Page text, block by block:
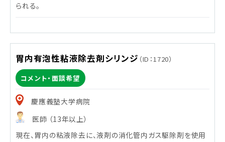
られる。
胃内有泡性粘液除去剤シリンジ （ID：1720）
コメント・面談希望
慶應義塾大学病院
医師 （13年以上）
現在、胃内の粘液除去に、液剤の消化管内ガス駆除剤を使用